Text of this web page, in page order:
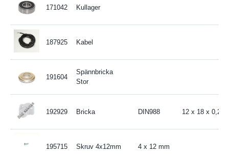
171042 Kullager
187925 Kabel
191604
Spännbricka
Stor
192929 Bricka DIN988 12 x 18 x 0,2
195715 Skruv 4x12mm 4 x 12 mm